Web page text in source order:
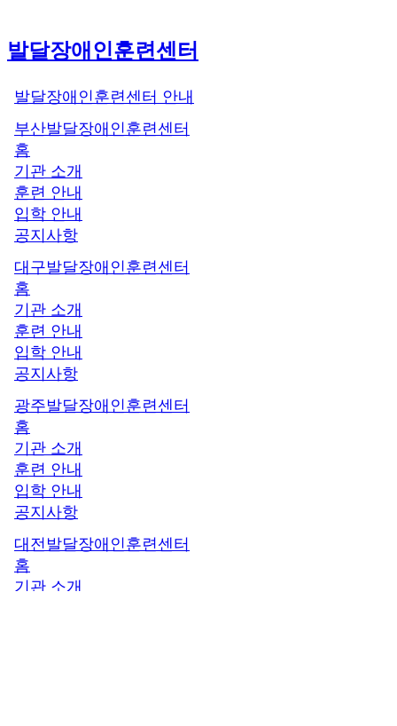
발달장애인훈련센터
발달장애인훈련센터 안내
부산발달장애인훈련센터
홈
기관 소개
훈련 안내
입학 안내
공지사항
대구발달장애인훈련센터
홈
기관 소개
훈련 안내
입학 안내
공지사항
광주발달장애인훈련센터
홈
기관 소개
훈련 안내
입학 안내
공지사항
대전발달장애인훈련센터
홈
기관 소개